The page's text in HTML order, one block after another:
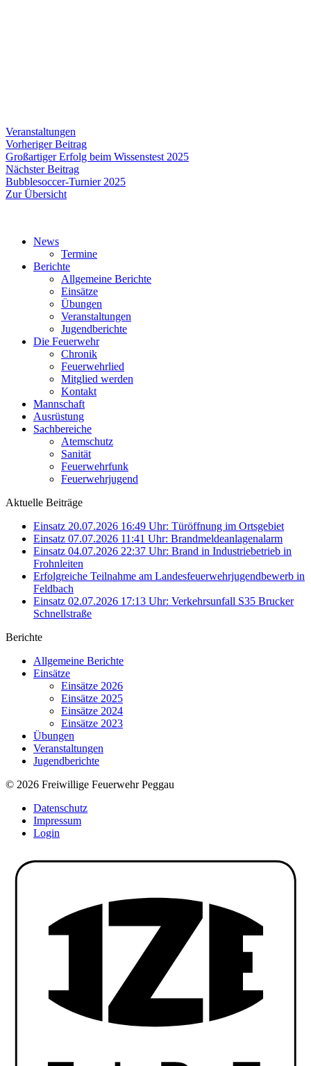
Veranstaltungen
Beitragsnavigation
Vorheriger BeitragVorheriger
Beitrag:
Großartiger Erfolg beim Wissenstest 2025
Nächster BeitragNächster
Beitrag:
Bubblesoccer-Turnier 2025
Zur Übersicht
News
Termine
Berichte
Allgemeine Berichte
Einsätze
Übungen
Veranstaltungen
Jugendberichte
Die Feuerwehr
Chronik
Feuerwehrlied
Mitglied werden
Kontakt
Mannschaft
Ausrüstung
Sachbereiche
Atemschutz
Sanität
Feuerwehrfunk
Feuerwehrjugend
Aktuelle Beiträge
Einsatz 20.07.2026 16:49 Uhr: Türöffnung im Ortsgebiet
Einsatz 07.07.2026 11:41 Uhr: Brandmeldeanlagenalarm
Einsatz 04.07.2026 22:37 Uhr: Brand in Industriebetrieb in
Frohnleiten
Erfolgreiche Teilnahme am Landesfeuerwehrjugendbewerb in
Feldbach
Einsatz 02.07.2026 17:13 Uhr: Verkehrsunfall S35 Brucker
Schnellstraße
Berichte
Allgemeine Berichte
Einsätze
Einsätze 2026
Einsätze 2025
Einsätze 2024
Einsätze 2023
Übungen
Veranstaltungen
Jugendberichte
© 2026 Freiwillige Feuerwehr Peggau
Datenschutz
Impressum
Login